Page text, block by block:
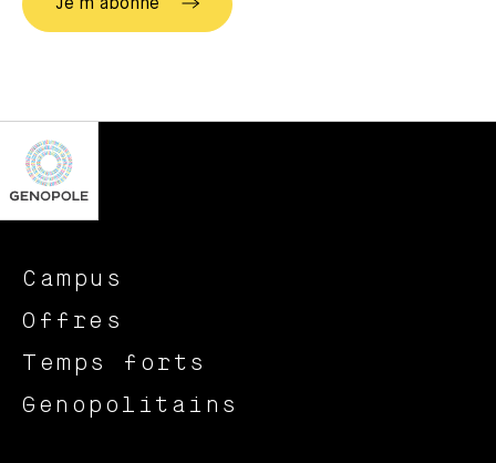
Campus
Offres
Temps forts
Genopolitains